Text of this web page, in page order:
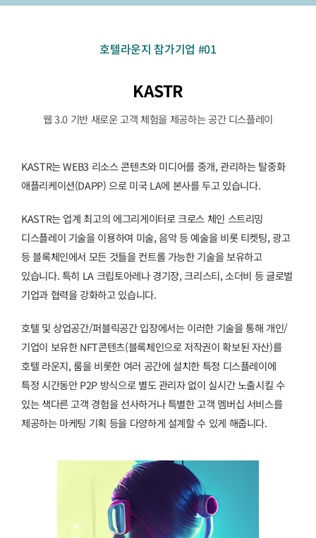
호텔라운지 참가기업 #01
KASTR
웹 3.0 기반 새로운 고객 체험을 제공하는 공간 디스플레이
KASTR는 WEB3 리소스 콘텐츠와 미디어를 중개, 관리하는 탈중화
애플리케이션(DAPP) 으로 미국 LA에 본사를 두고 있습니다.
KASTR는 업계 최고의 에그리게이터로 크로스 체인 스트리밍
디스플레이 기술을 이용하여 미술, 음악 등 예술을 비롯 티켓팅, 광고
등 블록체인에서 모든 것들을 컨트롤 가능한 기술을 보유하고
있습니다. 특히 LA 크립토아레나 경기장, 크리스티, 소더비 등 글로벌
기업과 협력을 강화하고 있습니다.
호텔 및 상업공간/퍼블릭공간 입장에서는 이러한 기술을 통해 개인/
기업이 보유한 NFT콘텐츠(블록체인으로 저작권이 확보된 자산)를
호텔 라운지, 룸을 비롯한 여러 공간에 설치한 특정 디스플레이에
특정 시간동안 P2P 방식으로 별도 관리자 없이 실시간 노출시킬 수
있는 색다른 고객 경험을 선사하거나 특별한 고객 멤버십 서비스를
제공하는 마케팅 기획 등을 다양하게 설계할 수 있게 해줍니다.